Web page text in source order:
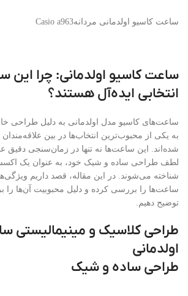
ساعت کاسیو اولدمانی مردانهCasio a963
ساعت کاسیو اولدمانی: چرا این
انتخابی ایده‌آل هستند؟
ساعت‌های کاسیو مدل اولدمانی به دلیل طراحی
به یکی از محبوب‌ترین انتخاب‌ها در بین
شده‌اند. این ساعت‌ها نه تنها در زمان‌سنجی دقیق
لطف طراحی ساده و شیک خود، به عنوان یک
شناخته می‌شوند. در این مقاله، قصد داریم
ساعت‌ها را بررسی کرده و دلیل محبوبیت آن‌ها را
توضیح دهیم.
طراحی کلاسیک و مینیمالیستی
اولدمانی
طراحی ساده و شیک